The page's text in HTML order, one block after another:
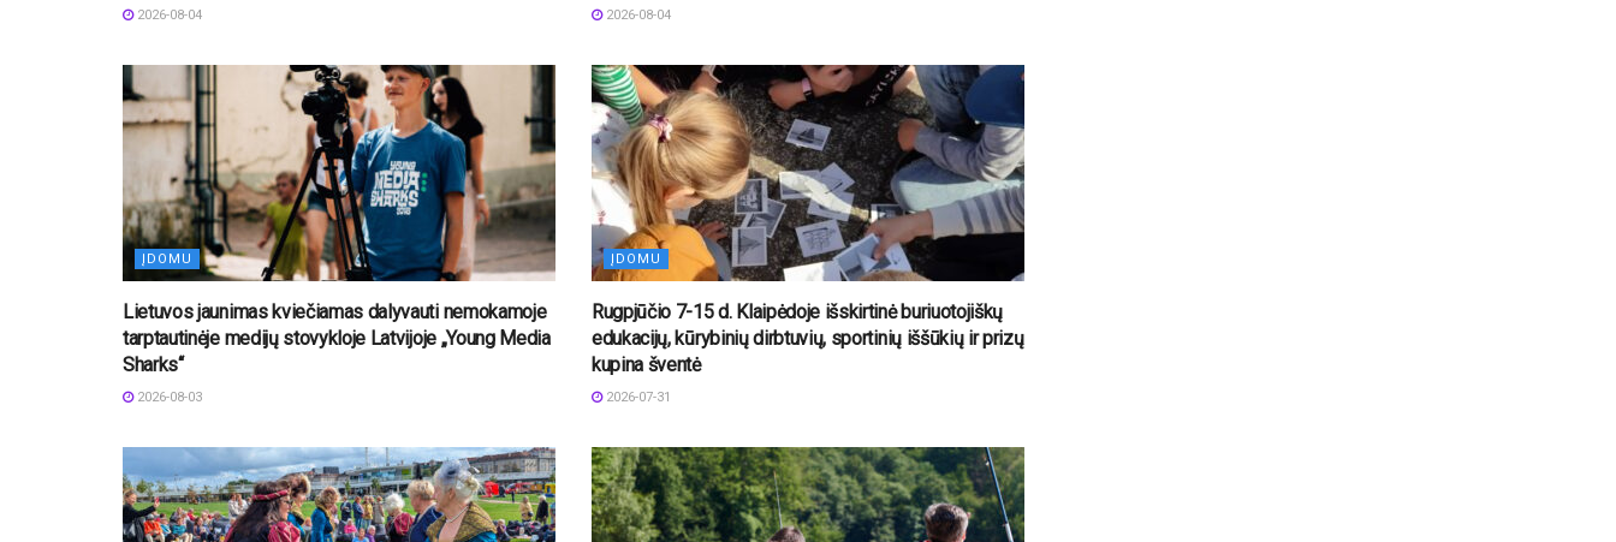
2026-08-04 2026-08-04
ĮDOMU
Lietuvos jaunimas kviečiamas dalyvauti nemokamoje
tarptautinėje medijų stovykloje Latvijoje „Young Media
Sharks“
2026-08-03
ĮDOMU
Rugpjūčio 7-15 d. Klaipėdoje išskirtinė buriuotojiškų
edukacijų, kūrybinių dirbtuvių, sportinių iššūkių ir prizų
kupina šventė
2026-07-31